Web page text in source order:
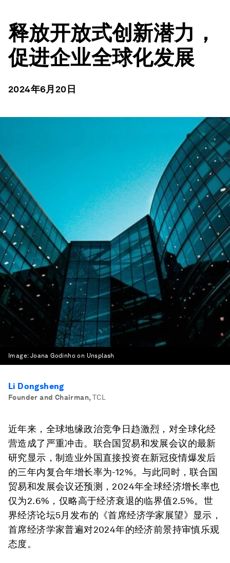
释放开放式创新潜力，
促进企业全球化发展
2024年6月20日
Image: Joana Godinho on Unsplash
Li Dongsheng
Founder and Chairman, TCL
近年来，全球地缘政治竞争日趋激烈，对全球化经
营造成了严重冲击。联合国贸易和发展会议的最新
研究显示，制造业外国直接投资在新冠疫情爆发后
的三年内复合年增长率为-12%。与此同时，联合国
贸易和发展会议还预测，2024年全球经济增长率也
仅为2.6%，仅略高于经济衰退的临界值2.5%。世
界经济论坛5月发布的《首席经济学家展望》显示，
首席经济学家普遍对2024年的经济前景持审慎乐观
态度。